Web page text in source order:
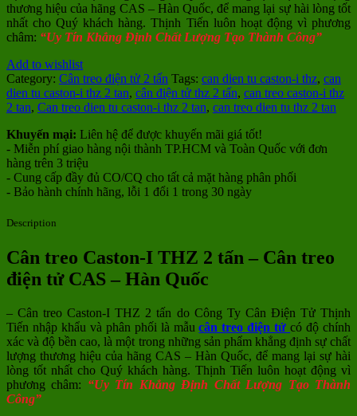
thương hiệu của hãng CAS – Hàn Quốc, để mang lại sự hài lòng tốt
nhất cho Quý khách hàng. Thịnh Tiến luôn hoạt động vì phương
châm: “Uy Tín Khẳng Định Chất Lượng Tạo Thành Công”
Add to wishlist
Category: Cân treo điện tử 2 tấn Tags: can dien tu caston-i thz, can
dien tu caston-i thz 2 tan, cân điện tử thz 2 tấn, can treo caston-i thz
2 tan, Can treo dien tu caston-i thz 2 tan, can treo dien tu thz 2 tan
Khuyến mại: Liên hệ để được khuyến mãi giá tốt!
- Miễn phí giao hàng nội thành TP.HCM và Toàn Quốc với đơn
hàng trên 3 triệu
- Cung cấp đầy đủ CO/CQ cho tất cả mặt hàng phân phối
- Bảo hành chính hãng, lỗi 1 đổi 1 trong 30 ngày
Description
Cân treo Caston-I THZ 2 tấn – Cân treo
điện tử CAS – Hàn Quốc
– Cân treo Caston-I THZ 2 tấn do Công Ty Cân Điện Tử Thịnh
Tiến nhập khẩu và phân phối là mẫucân treo điện tử có độ chính
xác và độ bền cao, là một trong những sản phẩm khẳng định sự chất
lượng thương hiệu của hãng CAS – Hàn Quốc, để mang lại sự hài
lòng tốt nhất cho Quý khách hàng. Thịnh Tiến luôn hoạt động vì
phương châm: “Uy Tín Khẳng Định Chất Lượng Tạo Thành
Công”